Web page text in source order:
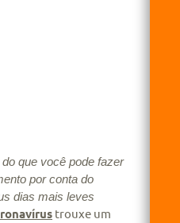
que você pode fazer
por conta do
dias mais leves
trouxe um